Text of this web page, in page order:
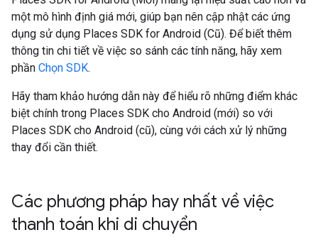
một mô hình định giá mới, giúp bạn nên cập nhật các ứng
dụng sử dụng Places SDK for Android (Cũ). Để biết thêm
thông tin chi tiết về việc so sánh các tính năng, hãy xem
phần Chọn SDK.
Hãy tham khảo hướng dẫn này để hiểu rõ những điểm khác
biệt chính trong Places SDK cho Android (mới) so với
Places SDK cho Android (cũ), cùng với cách xử lý những
thay đổi cần thiết.
Các phương pháp hay nhất về việc
thanh toán khi di chuyển